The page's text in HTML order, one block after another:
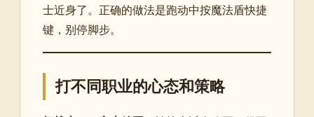
士近身了。正确的做法是跑动中按魔法盾快捷
键，别停脚步。
打不同职业的心态和策略